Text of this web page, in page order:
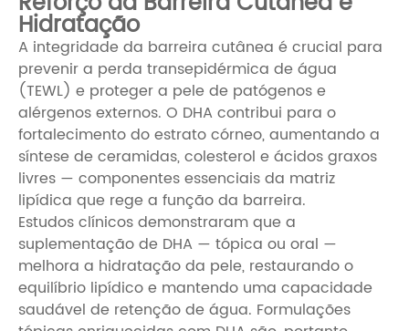
Hidratação
A integridade da barreira cutânea é crucial para
prevenir a perda transepidérmica de água
(TEWL) e proteger a pele de patógenos e
alérgenos externos. O DHA contribui para o
fortalecimento do estrato córneo, aumentando a
síntese de ceramidas, colesterol e ácidos graxos
livres — componentes essenciais da matriz
lipídica que rege a função da barreira.
Estudos clínicos demonstraram que a
suplementação de DHA — tópica ou oral —
melhora a hidratação da pele, restaurando o
equilíbrio lipídico e mantendo uma capacidade
saudável de retenção de água. Formulações